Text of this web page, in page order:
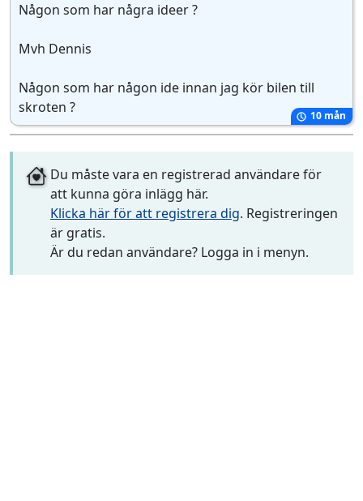
Någon som har några ideer ?
Mvh Dennis
Någon som har någon ide innan jag kör bilen till
skroten ?
10 mån
Du måste vara en registrerad användare för
att kunna göra inlägg här.
Klicka här för att registrera dig. Registreringen
är gratis.
Är du redan användare? Logga in i menyn.